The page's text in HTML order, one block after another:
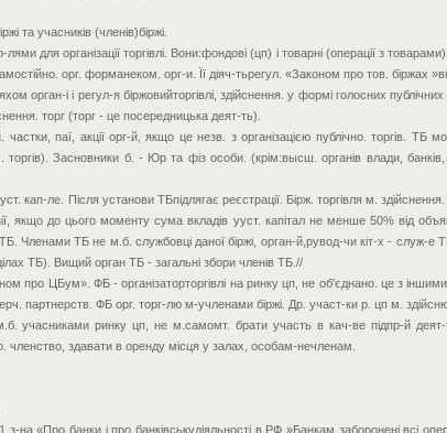
та учасників (членів)біржі.
для організації торгівлі. Вони:фондові (цп) і товарні (операції з
орг. форманеком. орг-и. Її діяч-тьрегул. «Законом про тов. біржах
і і регул-я біржовийторгівлі, здійснення. у формі голосних
торг (торг - це посередницька деят-ть).
паї, акції орг-й, якщо це незв. з організацією публічно. торгів. ТБ
Засновники б. - Юр та фіз особи. (крім:высш. органів влади, банків,
кап-ле. Після установи ТБпідлягає реєстрації. Бірж. торгівля м. здійснення.
якщо до цього моменту сума вкладів ууст. капітал не менше 50% від
Членами ТБ не м.б. службовці даної біржі, орган-й,рувод-чи кіт-х - служ-е
ТБ). Вищий орган ТБ - загальні збори членів ТБ.//
про ЦБум». ФБ - організаторторгівлі на ринку цп, не об'єднано. це з
партнерств. ФБ орг. торг-лю м-учленами біржі. Др. участ-ки р. цп м.
ринку цп, не м.самомт. брати участь в кач-ве підпр-й
здавати в оренду місця у залах, особам-нечленам.
«Про банки і про банківськудіяльності в РФ »Банкам заборонені всі